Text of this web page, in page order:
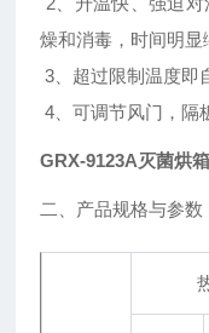
燥和消毒，时间明显
3、超过限制温度即
4、可调节风门，隔
GRX-9123A灭菌烘
二、产品规格与参数